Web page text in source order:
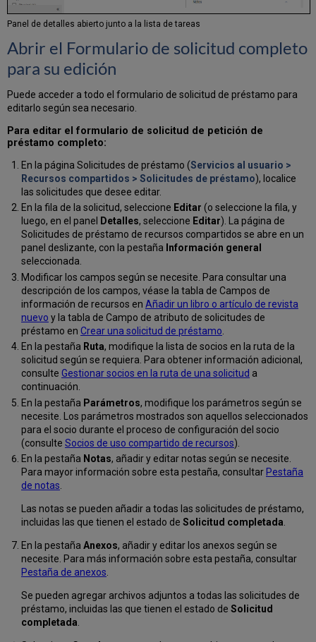
Panel de detalles abierto junto a la lista de tareas
Abrir el Formulario de solicitud completo
para su edición
Puede acceder a todo el formulario de solicitud de préstamo para
editarlo según sea necesario.
Para editar el formulario de solicitud de petición de
préstamo completo:
En la página Solicitudes de préstamo (Servicios al usuario >
Recursos compartidos > Solicitudes de préstamo), localice
las solicitudes que desee editar.
En la fila de la solicitud, seleccione Editar (o seleccione la fila, y
luego, en el panel
Detalles, seleccione Editar). La página de
Solicitudes de préstamo de recursos compartidos se abre en un
panel deslizante, con la pestaña Información general
seleccionada.
Modificar los campos según se necesite. Para consultar una
descripción de los campos, véase la tabla de Campos de
información de recursos en Añadir un libro o artículo de revista
nuevo y la tabla de Campo de atributo de solicitudes de
préstamo en Crear una solicitud de préstamo
En la pestaña Ruta, modifique la lista de socios en la ruta de la
solicitud según se requiera. Para obtener información adicional,
consulte Gestionar socios en la ruta de una solicitud a
continuación.
En la pestaña Parámetros, modifique los parámetros según se
necesite. Los parámetros mostrados son aquellos seleccionados
para el socio durante el proceso de configuración del socio
(consulte Socios de uso compartido de recursos).
En la pestaña Notas, añadir y editar notas según se necesite.
Para mayor información sobre esta pestaña, consultar Pestaña
de notas
Las notas se pueden añadir a todas las solicitudes de préstamo,
incluidas las que tienen el estado de Solicitud completada
En la pestaña Anexos, añadir y editar los anexos según se
necesite. Para más información sobre esta pestaña, consultar
Pestaña de anexos
Se pueden agregar archivos adjuntos a todas las solicitudes de
préstamo, incluidas las que tienen el estado de Solicitud
completada